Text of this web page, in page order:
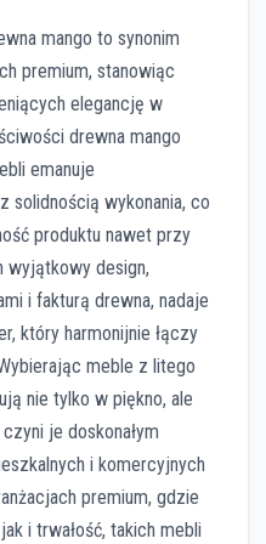
mango to synonim
premium, stanowiąc
elegancję w
drewna mango
emanuje
solidnością wykonania, co
produktu nawet przy
wyjątkowy design,
i fakturą drewna, nadaje
który harmonijnie łączy
meble z litego
nie tylko w piękno, ale
je doskonałym
i komercyjnych
premium, gdzie
i trwałość, takich mebli